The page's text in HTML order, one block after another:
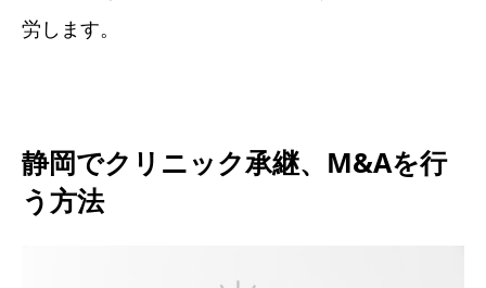
労します。
静岡でクリニック承継、M&Aを行
う方法